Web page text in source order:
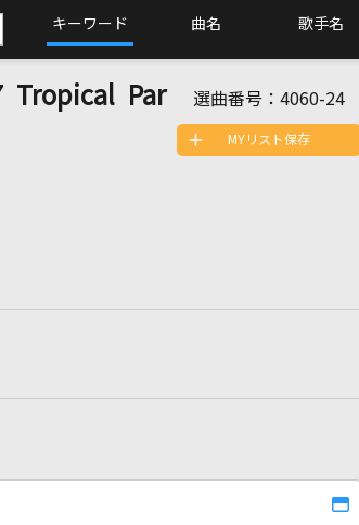
キーワード 曲名 歌手名
Tropical Par
選曲番号： 4060-24
MYリスト保存